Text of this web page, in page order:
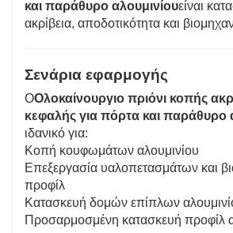
και παράθυρο αλουμινίουείναι
ακρίβεια, αποδοτικότητα και
Σενάρια εφαρμογής
ΟΟλοκαίνουργιο πριόνι κοπής
κεφαλής για πόρτα και παράθυρο
ιδανικό για:
Κοπή κουφωμάτων αλουμινίου
Επεξεργασία υαλοπετασμάτων και
προφίλ
Κατασκευή δομών επίπλων
Προσαρμοσμένη κατασκευή προφίλ